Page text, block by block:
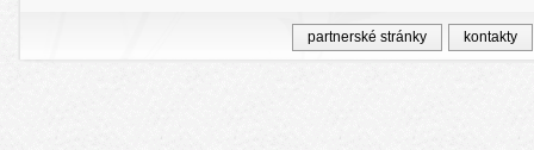
partnerské stránky kontakty